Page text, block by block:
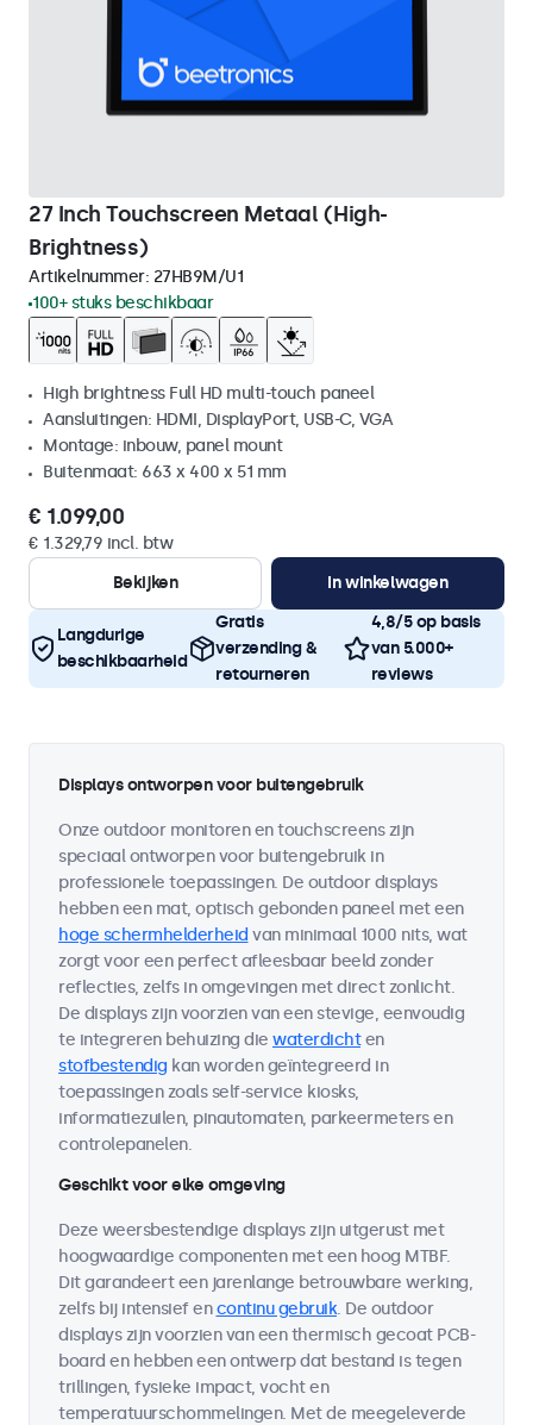
27 Inch Touchscreen Metaal (High-
Brightness)
Artikelnummer: 27HB9M/U1
100+ stuks beschikbaar
High brightness Full HD multi-touch paneel
Aansluitingen: HDMI, DisplayPort, USB-C, VGA
Montage: inbouw, panel mount
Buitenmaat: 663 x 400 x 51 mm
€ 1.099,00
€ 1.329,79 incl. btw
Bekijken
In winkelwagen
Langdurige
beschikbaarheid
Gratis
verzending &
retourneren
4,8/5 op basis
van 5.000+
reviews
Displays ontworpen voor buitengebruik
Onze outdoor monitoren en touchscreens zijn
speciaal ontworpen voor buitengebruik in
professionele toepassingen. De outdoor displays
hebben een mat, optisch gebonden paneel met een
hoge schermhelderheid van minimaal 1000 nits, wat
zorgt voor een perfect afleesbaar beeld zonder
reflecties, zelfs in omgevingen met direct zonlicht.
De displays zijn voorzien van een stevige, eenvoudig
te integreren behuizing die waterdichten
stofbestendig kan worden geïntegreerd in
toepassingen zoals self-service kiosks,
informatiezuilen, pinautomaten, parkeermeters en
controlepanelen.
Geschikt voor elke omgeving
Deze weersbestendige displays zijn uitgerust met
hoogwaardige componenten met een hoog MTBF.
Dit garandeert een jarenlange betrouwbare werking,
zelfs bij intensief encontinu gebruik. De outdoor
displays zijn voorzien van een thermisch gecoat PCB-
board en hebben een ontwerp dat bestand is tegen
trillingen, fysieke impact, vocht en
temperatuurschommelingen. Met de meegeleverde